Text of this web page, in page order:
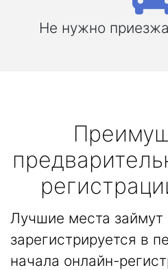
Не нужно
Лучшие места займут
зарегистрируется в
начала онлайн-